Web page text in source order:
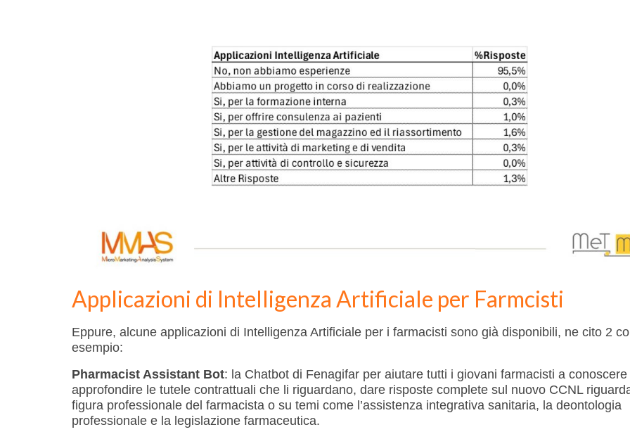
Applicazioni di Intelligenza Artificiale per Farmcisti
Eppure, alcune applicazioni di Intelligenza Artificiale per i farmacisti sono già disponibili, ne cito 2
esempio:
Pharmacist Assistant Bot: la Chatbot di Fenagifar per aiutare tutti i giovani farmacisti a conoscere
approfondire le tutele contrattuali che li riguardano, dare risposte complete sul nuovo CCNL
figura professionale del farmacista o su temi come l’assistenza integrativa sanitaria, la deontologia
professionale e la legislazione farmaceutica.